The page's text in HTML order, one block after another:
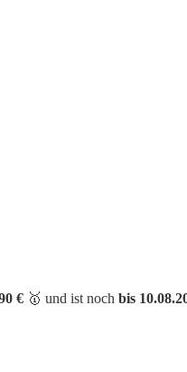
€ 🥇 und ist noch bis